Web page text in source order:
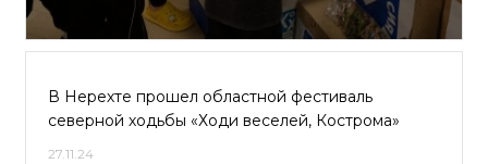
В Нерехте прошел областной фестиваль
северной ходьбы «Ходи веселей, Кострома»
27.11.24